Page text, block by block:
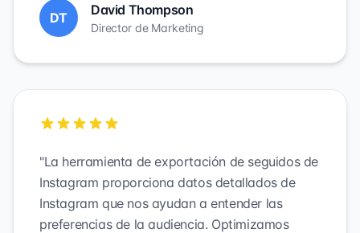
DT David Thompson
Director de Marketing
"La herramienta de exportación de seguidos de
Instagram proporciona datos detallados de
Instagram que nos ayudan a entender las
preferencias de la audiencia. Optimizamos